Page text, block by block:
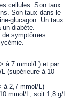
cellules. Son taux
Son taux dans le
glucagon. Un taux
diabète.
de symptômes
à 7 mmol/L) et par
(supérieure à 10
à 2,7 mmol/L)
mmol/L, soit 1,8 g/L